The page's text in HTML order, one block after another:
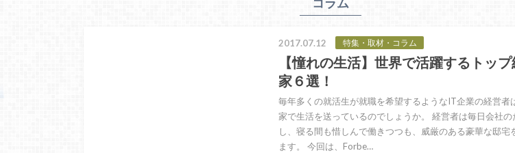
2017.07.12 特集・取材・コラム
【憧れの生活】世界で活躍するトッ
家６選！
毎年多くの就活生が就職を希望するようなIT企業の経営者
家で生活を送っているのでしょうか。 経営者は毎日会社の
し、寝る間も惜しんで働きつつも、威厳のある豪華な邸宅
ます。 今回は、Forbe…